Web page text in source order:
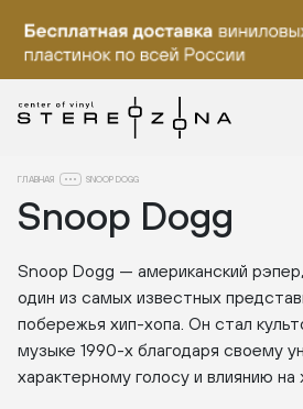
ГЛАВНАЯ SNOOP DOGG
Snoop Dogg
Snoop Dogg — американский
один из самых известных
побережья хип-хопа. Он стал
музыке 1990-х благодаря своему
характерному голосу и влиянию на